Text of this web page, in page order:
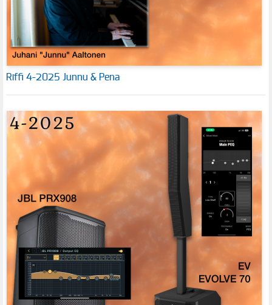
Riffi 4-2025 Junnu & Pena